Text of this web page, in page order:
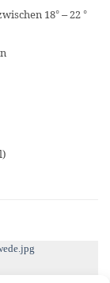
18° – 22 °